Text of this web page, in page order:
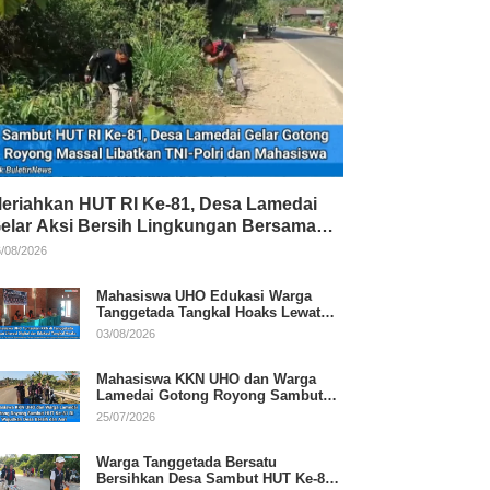
HUT RI Ke-81, Desa Lamedai
Aksi Bersih Lingkungan Bersama
Polri
08/2026
Mahasiswa UHO Edukasi Warga
Tanggetada Tangkal Hoaks Lewat
Program Literasi
03/08/2026
Mahasiswa KKN UHO dan Warga
Lamedai Gotong Royong Sambut
HUT Ke-81 RI
25/07/2026
Warga Tanggetada Bersatu
Bersihkan Desa Sambut HUT Ke-81